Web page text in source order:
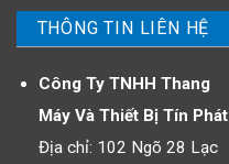
THÔNG TIN LIÊN HỆ
Công Ty TNHH Thang
Máy Và Thiết Bị Tín Phát
Địa chỉ: 102 Ngõ 28 Lạc